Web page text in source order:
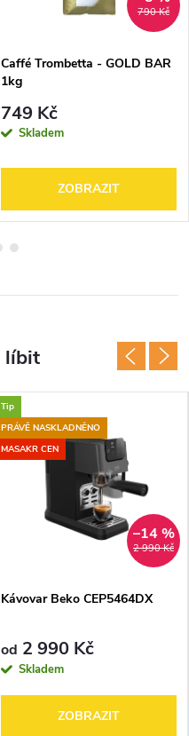
790 Kč
Caffé Trombetta - GOLD BAR
1kg
749 Kč
Skladem
ZOBRAZIT
Tip
PRÁVĚ NASKLADNĚNO
MASAKR CEN
2 990 Kč
–14 %
Kávovar Beko CEP5464DX
od 2 990 Kč
Skladem
ZOBRAZIT